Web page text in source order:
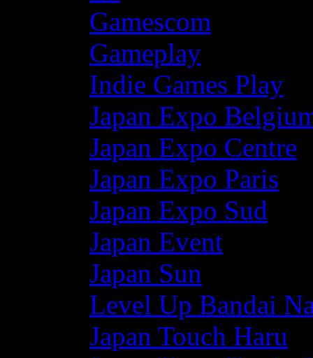
Gamescom
Gameplay
Indie Games Play
Japan Expo
Japan Expo Centre
Japan Expo Paris
Japan Expo Sud
Japan Event
Japan Sun
Level Up Bandai
Japan Touch Haru